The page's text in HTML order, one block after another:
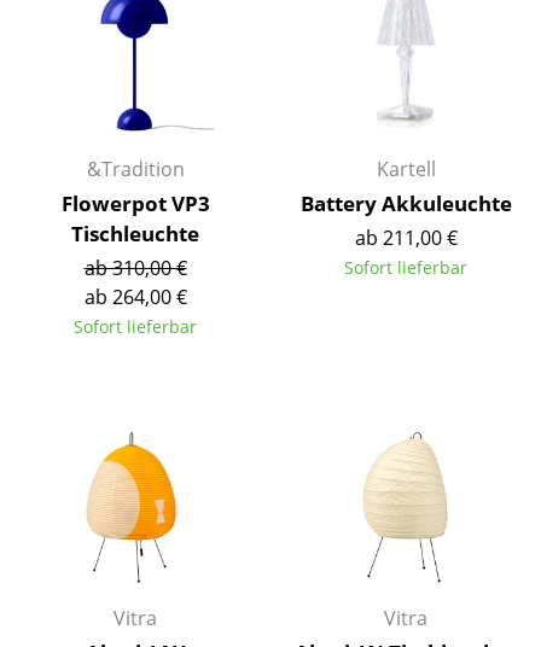
Vorhänge
Zuhause
Wohnzimmer
Esszimmer
Schlafzimmer
Arbeitszimmer
Diele
Badezimmer
Stauraum
Balkon & Garten
&Tradition
Flowerpot VP3
Tischleuchte
ab 310,00 €
ab 264,00 €
Sofort lieferbar
Kartell
Battery Akkuleuchte
ab 211,00 €
Sofort lieferbar
Vitra Vitra